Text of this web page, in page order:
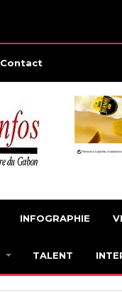
Contact
INFOGRAPHIE
TALENT